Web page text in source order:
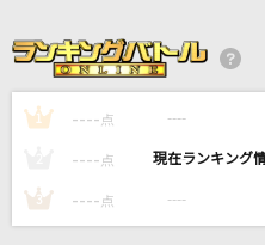
恋の花
安倍なつみ
[生音]もう恋なんてしない
槇原敬之(Makihara)
タッチ
1 ---- 点 ----
---- 点 ----
3 ---- 点 ----